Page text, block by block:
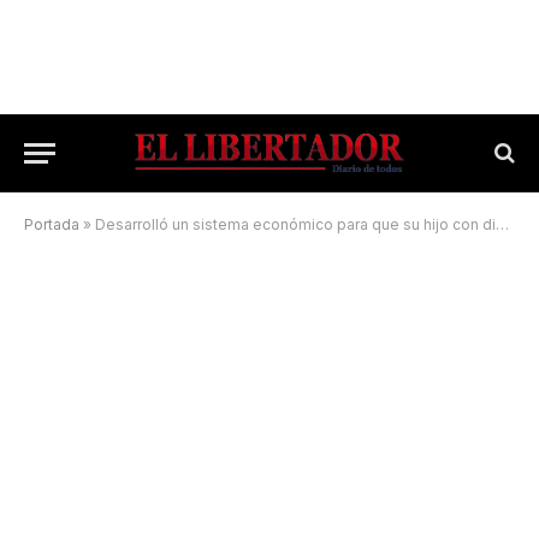
Portada » Desarrolló un sistema económico para que su hijo con discapacidad juegue en la computadora